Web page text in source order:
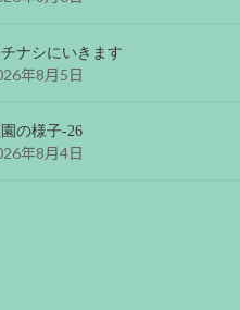
ナシにいきます
年8月5日
の様子-26
年8月4日